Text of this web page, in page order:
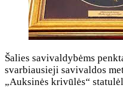
Šalies savivaldybėms
svarbiausieji savivaldos
„Auksinės krivūlės“